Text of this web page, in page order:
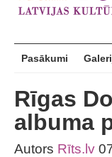
Pasākumi
Rīgas
albuma
Autors Rīts.lv